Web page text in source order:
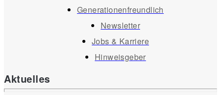
Generationenfreundlich
Newsletter
Jobs & Karriere
Hinweisgeber
Aktuelles